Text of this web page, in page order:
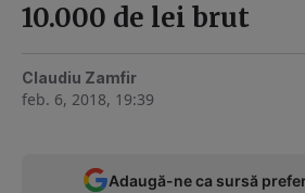
10.000 de lei brut
feb. 6, 2018, 19:39
Claudiu Zamfir
Adaugă-ne ca sursă